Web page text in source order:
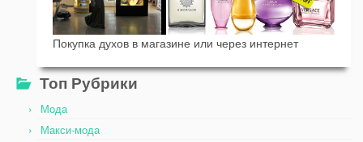
Покупка духов в магазине или через интернет
Топ Рубрики
Мода
Макси-мода